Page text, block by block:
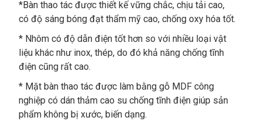
*Bàn thao tác được thiết kế vững chắc, chịu tải cao,
có độ sáng bóng đạt thẩm mỹ cao, chống oxy hóa tốt.
* Nhôm có độ dẫn điện tốt hơn so với nhiều loại vật
liệu khác như inox, thép, do đó khả năng chống tĩnh
điện cũng rất cao.
* Mặt bàn thao tác được làm bằng gỗ MDF công
nghiệp có dán thảm cao su chống tĩnh điện giúp sản
phẩm không bị xước, biến dạng.